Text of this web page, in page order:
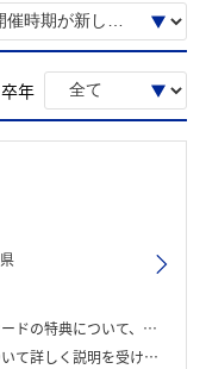
卒年
ープごとに考え、発表しました。
をさせていただきました。 四日目、五日目は、グループワークやその発表を行いました。